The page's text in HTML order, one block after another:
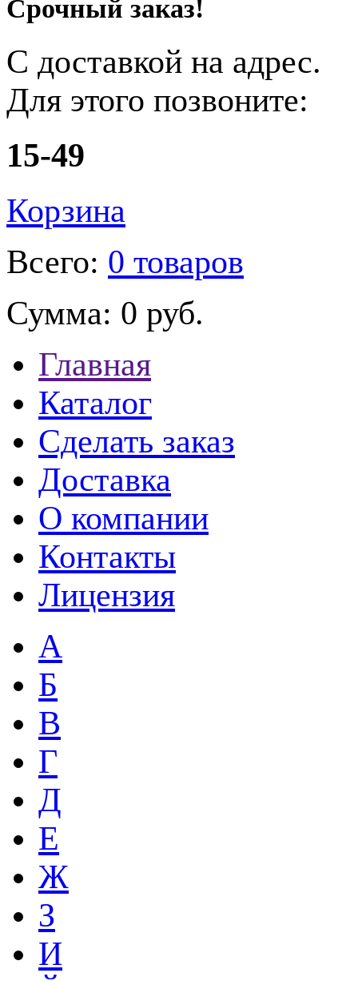
Срочный заказ!
С доставкой на адрес.
Для этого позвоните:
15-49
Корзина
Всего: 0 товаров
Сумма: 0 руб.
Главная
Каталог
Сделать заказ
Доставка
О компании
Контакты
Лицензия
А
Б
В
Г
Д
Е
Ж
З
И